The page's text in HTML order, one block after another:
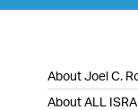
About Joel C.
About ALL